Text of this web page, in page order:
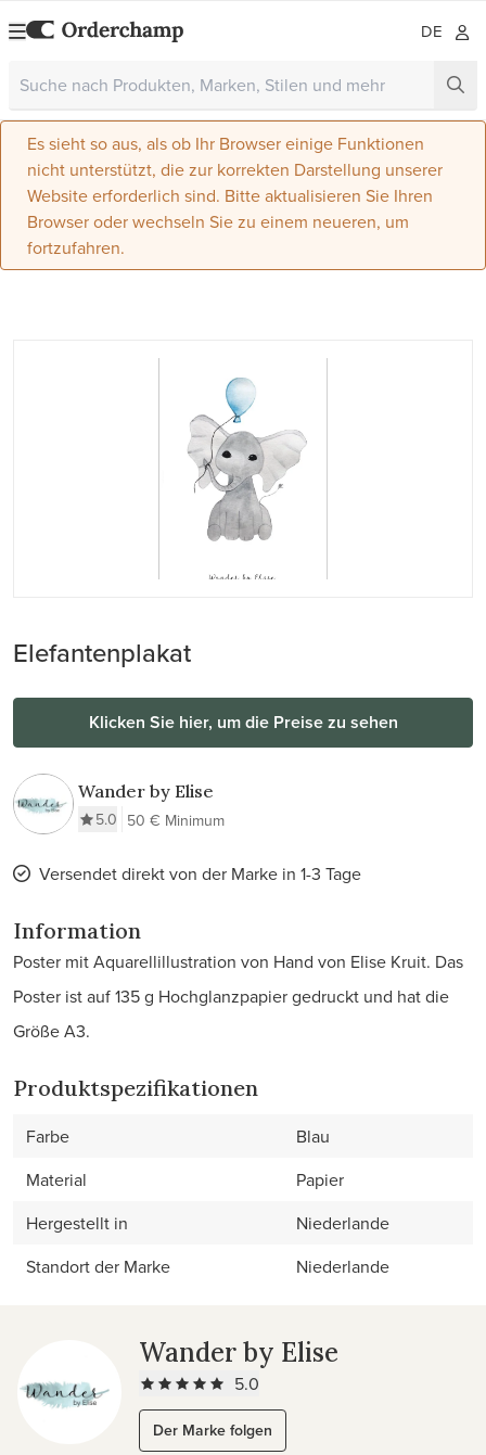
DE
Es sieht so aus, als ob Ihr Browser einige Funktionen
nicht unterstützt, die zur korrekten Darstellung unserer
Website erforderlich sind. Bitte aktualisieren Sie Ihren
Browser oder wechseln Sie zu einem neueren, um
fortzufahren.
Elefantenplakat
Klicken Sie hier, um die Preise zu sehen
Wander by Elise
5.0 50 € Minimum
Versendet direkt von der Marke in 1-3 Tage
Information
Poster mit Aquarellillustration von Hand von Elise Kruit. Das
Poster ist auf 135 g Hochglanzpapier gedruckt und hat die
Größe A3.
Produktspezifikationen
Farbe
Blau
Material
Papier
Hergestellt in
Niederlande
Standort der Marke
Niederlande
Wander by Elise
5.0
Der Marke folgen